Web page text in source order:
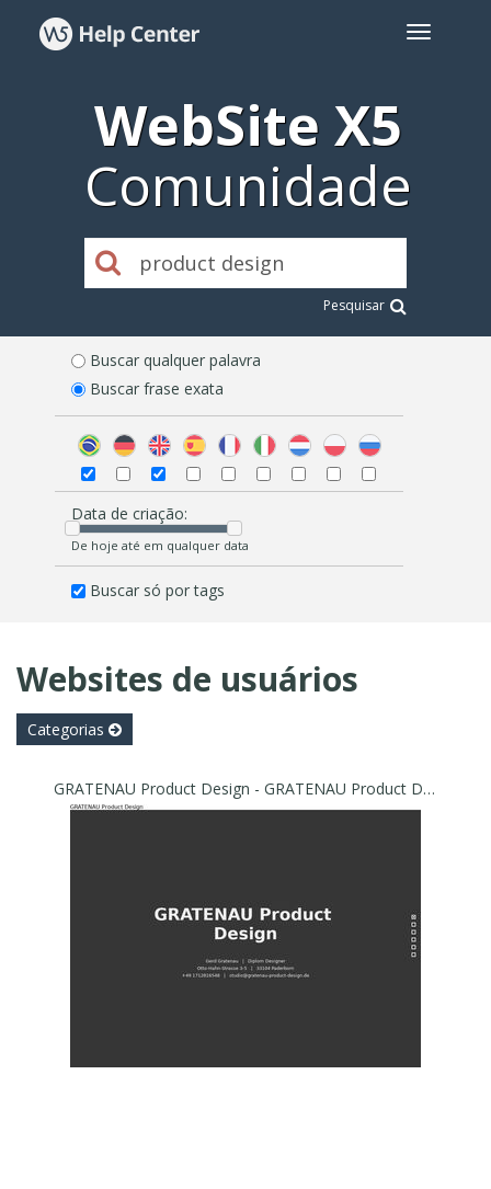
WebSite X5
Comunidade
Pesquisar
Buscar qualquer palavra
Buscar frase exata
Data de criação:
De hoje até em qualquer data
Buscar só por tags
Websites de usuários
Categorias
GRATENAU Product Design - GRATENAU Product Design